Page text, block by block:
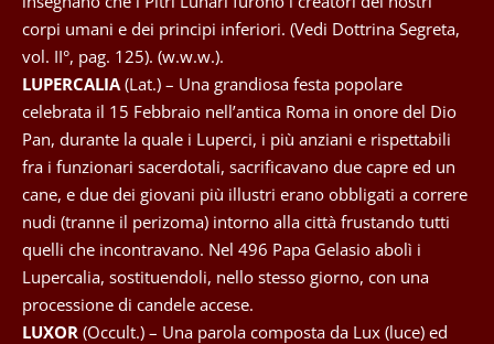
corpi umani e dei principi inferiori. (Vedi Dottrina Segreta,
vol. II°, pag. 125). (w.w.w.).
LUPERCALIA (Lat.) – Una grandiosa festa popolare
celebrata il 15 Febbraio nell’antica Roma in onore del Dio
Pan, durante la quale i Luperci, i più anziani e rispettabili
fra i funzionari sacerdotali, sacrificavano due capre ed un
cane, e due dei giovani più illustri erano obbligati a correre
nudi (tranne il perizoma) intorno alla città frustando tutti
quelli che incontravano. Nel 496 Papa Gelasio abolì i
Lupercalia, sostituendoli, nello stesso giorno, con una
processione di candele accese.
LUXOR (Occult.) – Una parola composta da Lux (luce) ed